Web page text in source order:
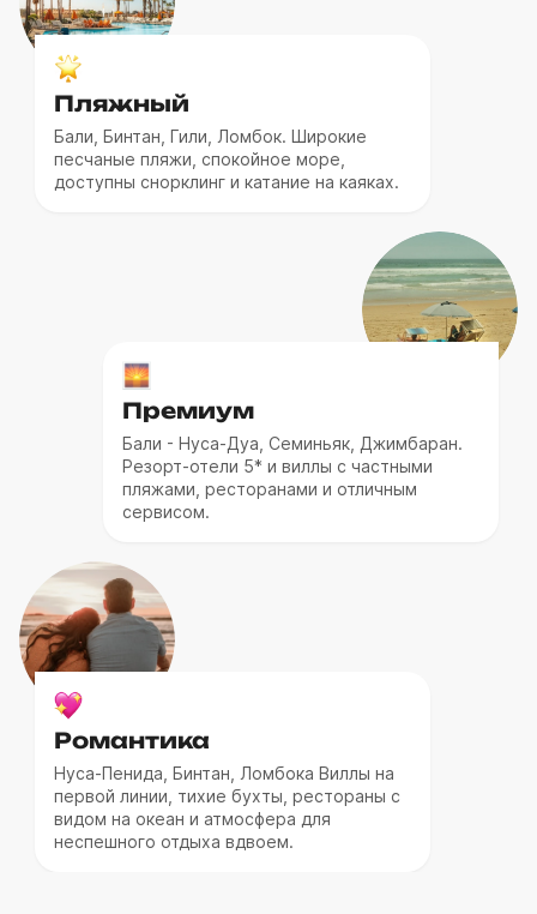
Пляжный
Бали, Бинтан, Гили, Ломбок. Широкие
песчаные пляжи, спокойное море,
доступны снорклинг и катание на каяках.
Премиум
Бали - Нуса-Дуа, Семиньяк, Джимбаран.
Резорт-отели 5* и виллы с частными
пляжами, ресторанами и отличным
сервисом.
Романтика
Нуса-Пенида, Бинтан, Ломбока Виллы на
первой линии, тихие бухты, рестораны с
видом на океан и атмосфера для
неспешного отдыха вдвоем.